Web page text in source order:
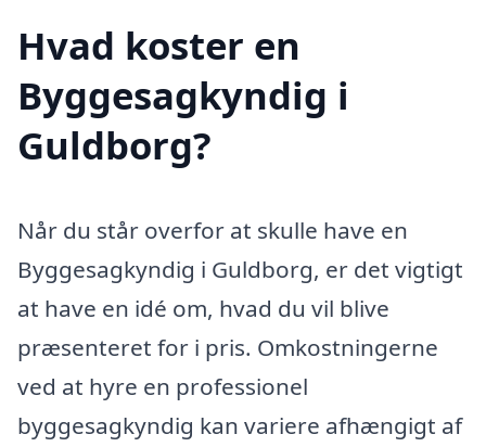
Hvad koster en
Byggesagkyndig i
Guldborg?
Når du står overfor at skulle have en
Byggesagkyndig i Guldborg, er det vigtigt
at have en idé om, hvad du vil blive
præsenteret for i pris. Omkostningerne
ved at hyre en professionel
byggesagkyndig kan variere afhængigt af